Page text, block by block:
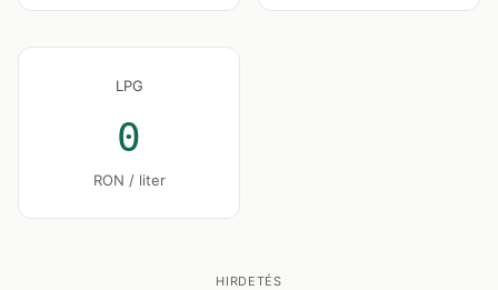
LPG
0
RON / liter
HIRDETÉS